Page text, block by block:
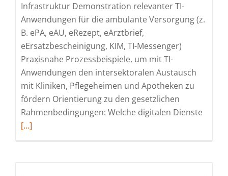
Infrastruktur Demonstration relevanter TI-
Anwendungen für die ambulante Versorgung (z.
B. ePA, eAU, eRezept, eArztbrief,
eErsatzbescheinigung, KIM, TI-Messenger)
Praxisnahe Prozessbeispiele, um mit TI-
Anwendungen den intersektoralen Austausch
mit Kliniken, Pflegeheimen und Apotheken zu
fördern Orientierung zu den gesetzlichen
Rahmenbedingungen: Welche digitalen DiensteRead
[…]